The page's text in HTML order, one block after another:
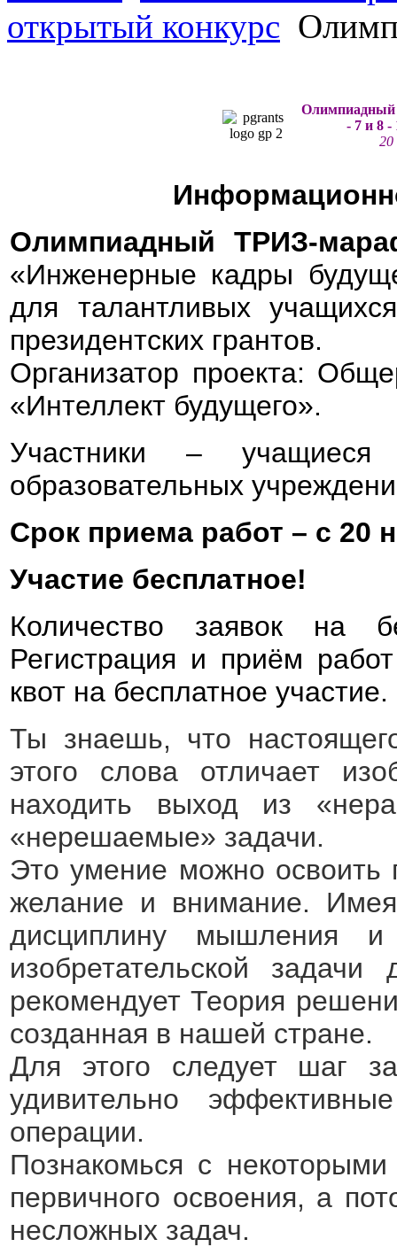
открытый конкурс
- 7 и 8 -
20
Олимпиадный ТРИЗ-
«Инженерные кадры
для талантливых
президентских грантов.
Организатор проекта:
«Интеллект будущего».
Участники –
образовательных
Срок приема работ – с 20
Участие бесплатное!
Количество заявок на
Регистрация и приём
квот на бесплатное участие.
Ты знаешь, что
этого слова отличает
находить выход из
«нерешаемые» задачи.
Это умение можно освоить
желание и внимание.
дисциплину мышления
изобретательской
рекомендует Теория
созданная в нашей стране.
Для этого следует шаг
удивительно
операции.
Познакомься с
первичного освоения, а
несложных задач.